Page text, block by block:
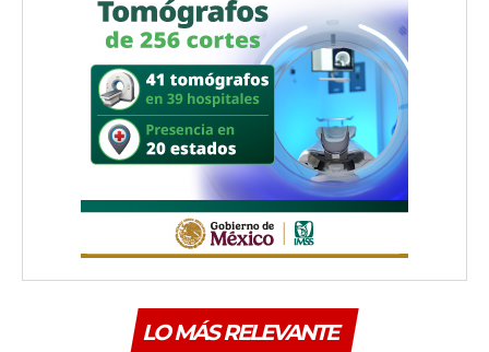
LO MÁS RELEVANTE